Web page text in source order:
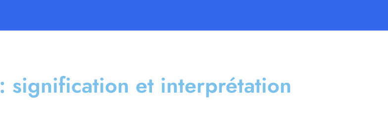
: signification et interprétation